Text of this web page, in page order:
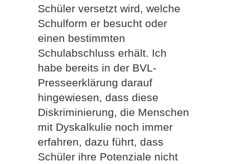
Schüler versetzt wird, welche
Schulform er besucht oder
einen bestimmten
Schulabschluss erhält. Ich
habe bereits in der BVL-
Presseerklärung darauf
hingewiesen, dass diese
Diskriminierung, die Menschen
mit Dyskalkulie noch immer
erfahren, dazu führt, dass
Schüler ihre Potenziale nicht